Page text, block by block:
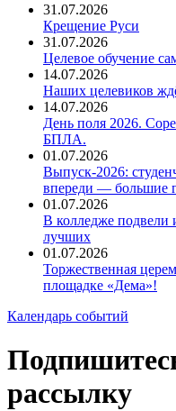
31.07.2026
Крещение Руси
31.07.2026
Целевое обучение
14.07.2026
Наших целевиков
14.07.2026
День поля 2026.
БПЛА.
01.07.2026
Выпуск-2026:
впереди — большие
01.07.2026
В колледже подвели
лучших
01.07.2026
Торжественная
площадке «Дема»!
Календарь событий
рассылку